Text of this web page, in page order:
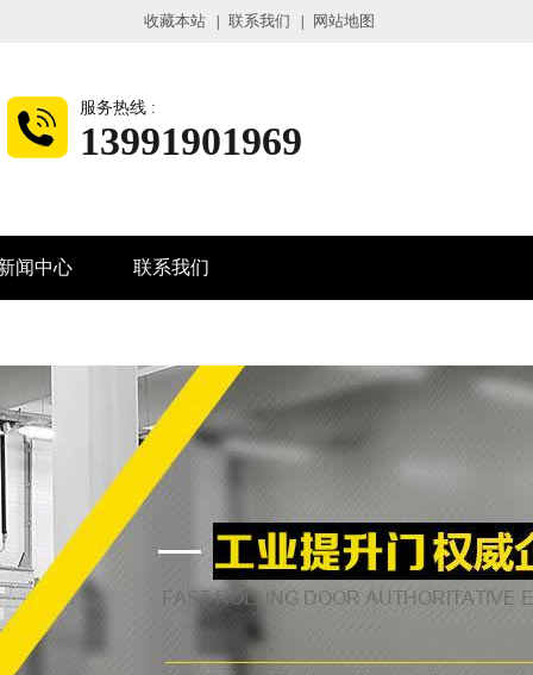
收藏本站 联系我们 网站地图
服务热线 :
13991901969
闻中心 联系我们